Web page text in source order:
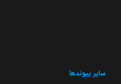
سایر پیوندها